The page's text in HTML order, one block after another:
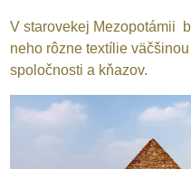
V starovekej Mezopotámii
neho rôzne textílie
spoločnosti a kňazov.